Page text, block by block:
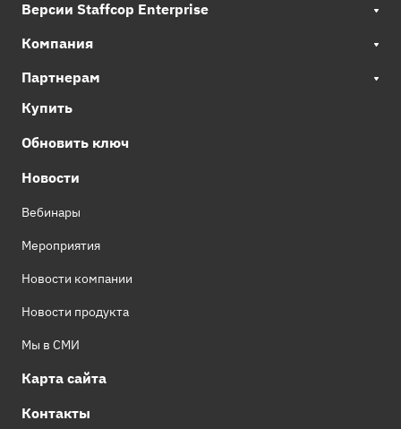
Версии Staffcop Enterprise
Компания
Партнерам
Купить
Обновить ключ
Новости
Вебинары
Мероприятия
Новости компании
Новости продукта
Мы в СМИ
Карта сайта
Контакты